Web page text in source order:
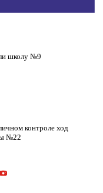
школу №9
контроле ход
№22